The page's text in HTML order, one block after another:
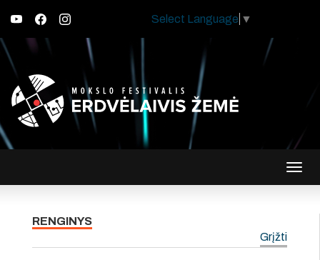
Select Language ▼
RENGINYS
Grįžti